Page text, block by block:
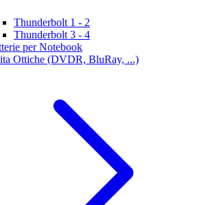
Thunderbolt 1 - 2
Thunderbolt 3 - 4
per Notebook
Ottiche (DVDR, BluRay, ...)